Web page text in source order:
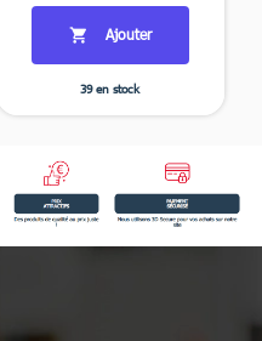
 Ajouter
39 en stock